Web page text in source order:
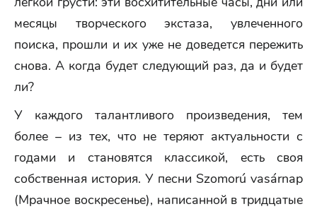
месяцы творческого экстаза, увлеченного
поиска, прошли и их уже не доведется пережить
снова. А когда будет следующий раз, да и будет
ли?
У каждого талантливого произведения, тем
более – из тех, что не теряют актуальности с
годами и становятся классикой, есть своя
собственная история. У песни Szomorú vasárnap
(Мрачное воскресенье), написанной в тридцатые